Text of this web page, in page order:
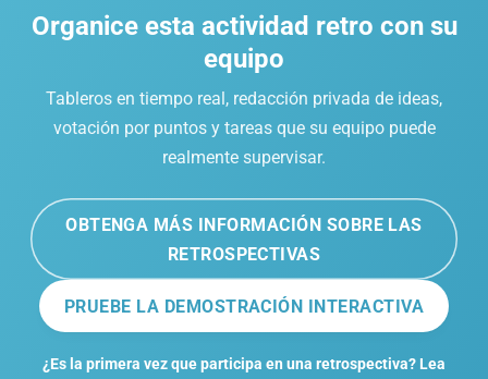
Organice esta actividad retro con su
equipo
Tableros en tiempo real, redacción privada de ideas,
votación por puntos y tareas que su equipo puede
realmente supervisar.
OBTENGA MÁS INFORMACIÓN SOBRE LAS
RETROSPECTIVAS
PRUEBE LA DEMOSTRACIÓN INTERACTIVA
¿Es la primera vez que participa en una retrospectiva? Lea